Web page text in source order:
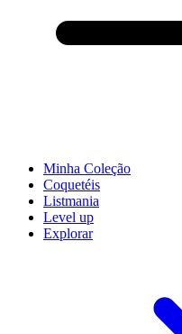
Minha Coleção
Coquetéis
Listmania
Level up
Explorar